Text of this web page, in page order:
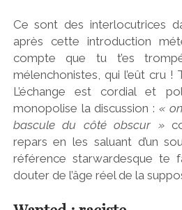
Ce sont des interlocutrices
après cette introduction
compte que tu t’es
mélenchonistes, qui l’eût cru !
L’échange est cordial et
monopolise la discussion : «
bascule du côté obscur »
repars en les saluant d’un
référence starwardesque te
douter de l’âge réel de la